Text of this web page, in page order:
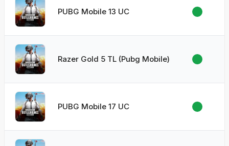
PUBG Mobile 13 UC
Razer Gold 5 TL (Pubg Mobile)
PUBG Mobile 17 UC